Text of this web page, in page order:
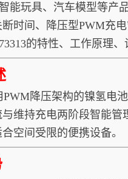
玩具、汽车模型等产
时间、降压型PWM充
的特性、工作原理
降压架构的镍氢电池
维持充电两阶段智能
空间受限的便携设备。